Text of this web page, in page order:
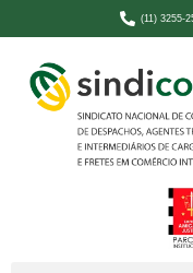
(11) 3255-